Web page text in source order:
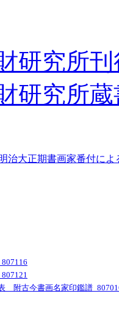
研究所
研究所
治大正期書画家番付によ
附古今書画名家印鑑譜